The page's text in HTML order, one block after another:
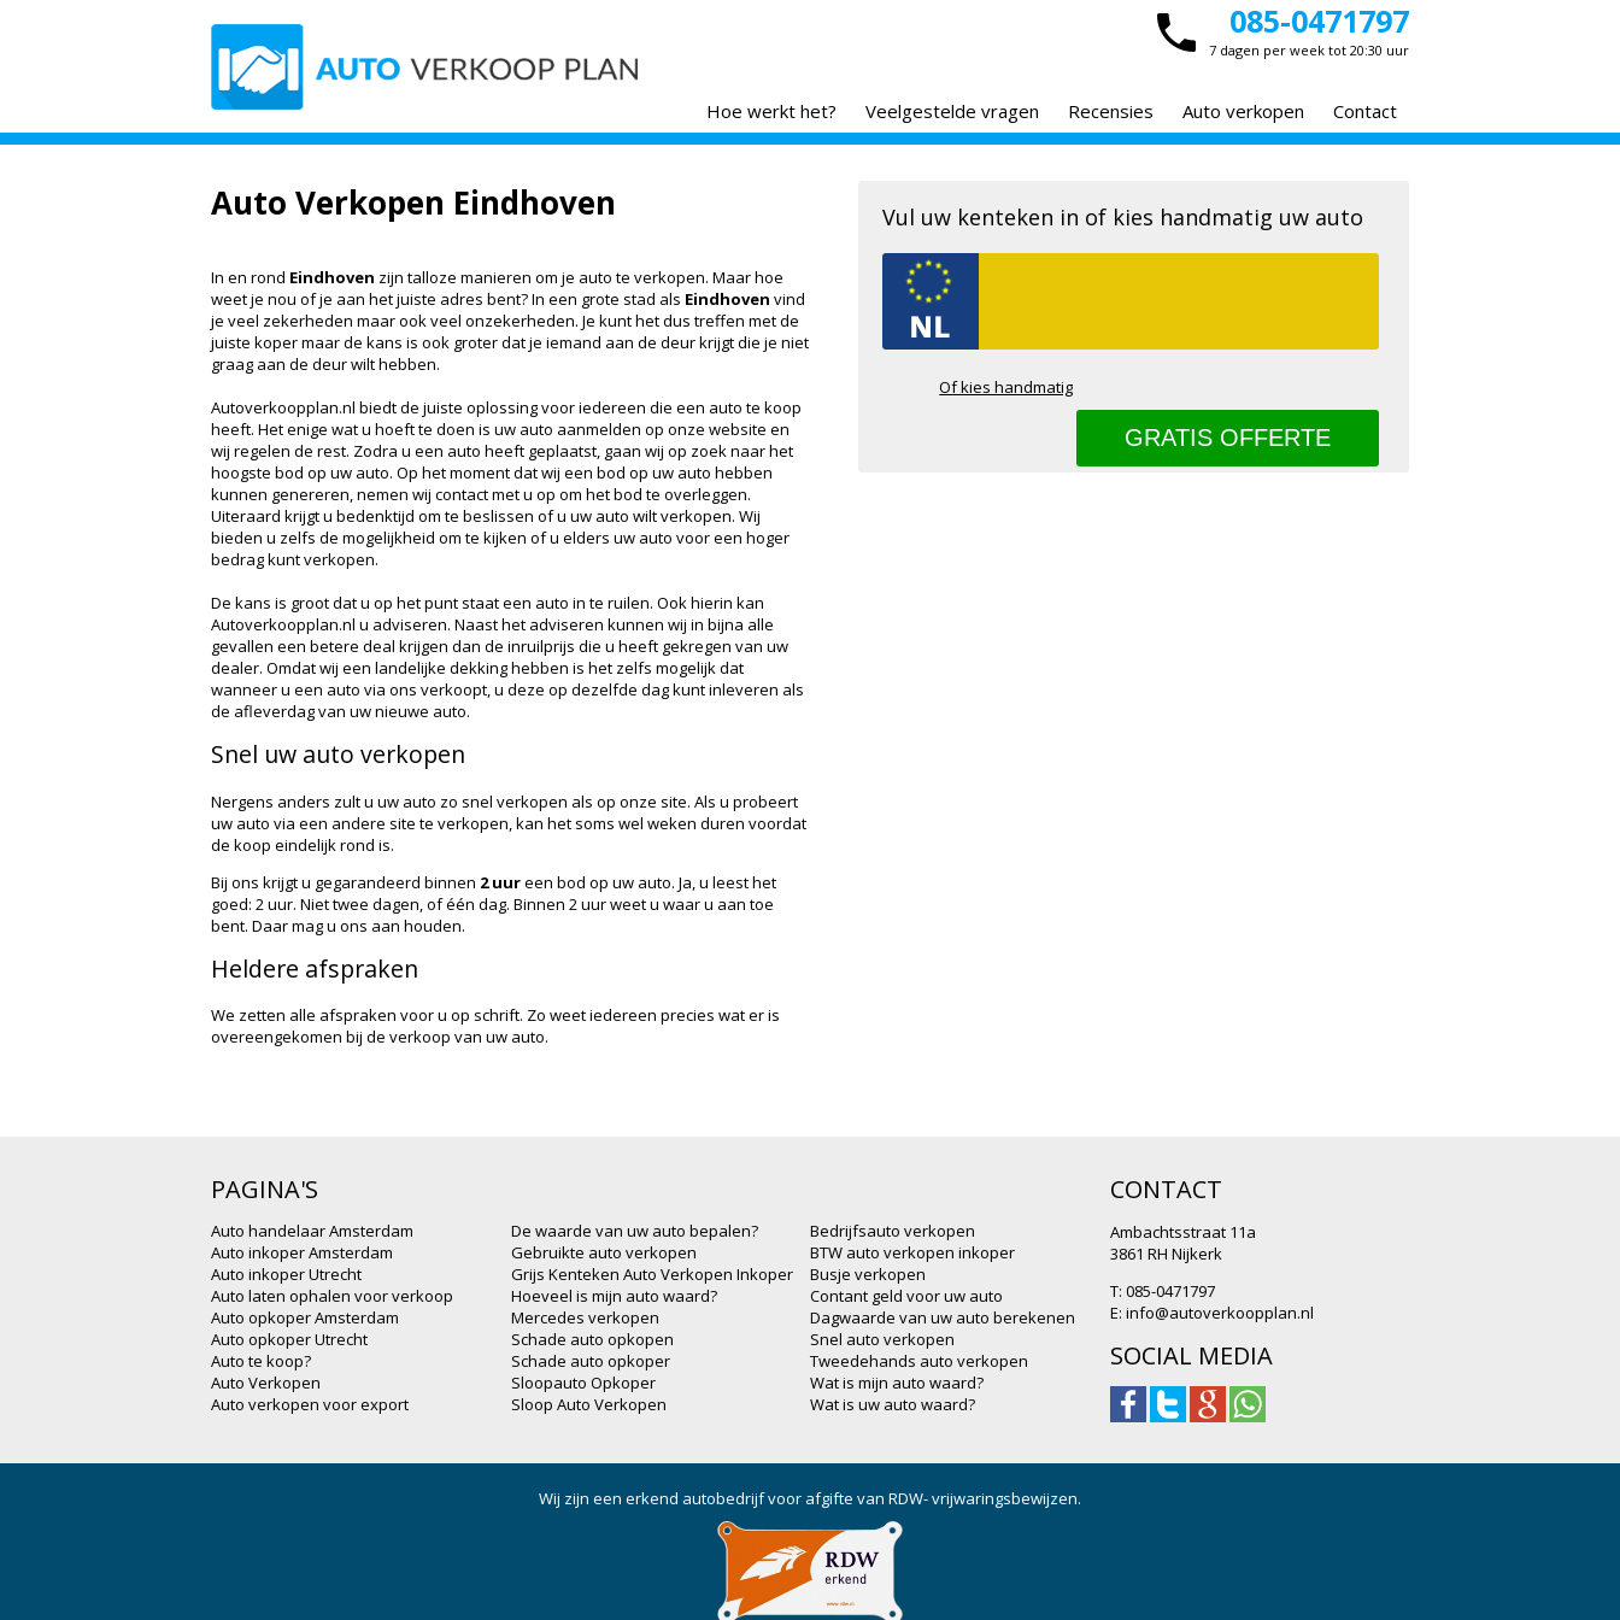
085-0471797
7 dagen per week tot 20:30 uur
Hoe werkt het? Veelgestelde vragen Recensies Auto verkopen Contact
Auto Verkopen Eindhoven
In en rond Eindhoven zijn talloze manieren om je auto te verkopen. Maar hoe
weet je nou of je aan het juiste adres bent? In een grote stad als Eindhoven vind
je veel zekerheden maar ook veel onzekerheden. Je kunt het dus treffen met de
juiste koper maar de kans is ook groter dat je iemand aan de deur krijgt die je niet
graag aan de deur wilt hebben.
Autoverkoopplan.nl biedt de juiste oplossing voor iedereen die een auto te koop
heeft. Het enige wat u hoeft te doen is uw auto aanmelden op onze website en
wij regelen de rest. Zodra u een auto heeft geplaatst, gaan wij op zoek naar het
hoogste bod op uw auto. Op het moment dat wij een bod op uw auto hebben
kunnen genereren, nemen wij contact met u op om het bod te overleggen.
Uiteraard krijgt u bedenktijd om te beslissen of u uw auto wilt verkopen. Wij
bieden u zelfs de mogelijkheid om te kijken of u elders uw auto voor een hoger
bedrag kunt verkopen.
De kans is groot dat u op het punt staat een auto in te ruilen. Ook hierin kan
Autoverkoopplan.nl u adviseren. Naast het adviseren kunnen wij in bijna alle
gevallen een betere deal krijgen dan de inruilprijs die u heeft gekregen van uw
dealer. Omdat wij een landelijke dekking hebben is het zelfs mogelijk dat
wanneer u een auto via ons verkoopt, u deze op dezelfde dag kunt inleveren als
de afleverdag van uw nieuwe auto.
Snel uw auto verkopen
Nergens anders zult u uw auto zo snel verkopen als op onze site. Als u probeert
uw auto via een andere site te verkopen, kan het soms wel weken duren voordat
de koop eindelijk rond is.
Bij ons krijgt u gegarandeerd binnen 2 uureen bod op uw auto. Ja, u leest het
goed: 2 uur. Niet twee dagen, of één dag. Binnen 2 uur weet u waar u aan toe
bent. Daar mag u ons aan houden.
Heldere afspraken
We zetten alle afspraken voor u op schrift. Zo weet iedereen precies wat er is
overeengekomen bij de verkoop van uw auto.
Vul uw kenteken in of kies handmatig uw auto
Of kies handmatig
PAGINA'S
Auto handelaar Amsterdam
Auto inkoper Amsterdam
Auto inkoper Utrecht
Auto laten ophalen voor verkoop
Auto opkoper Amsterdam
Auto opkoper Utrecht
Auto te koop?
Auto Verkopen
Auto verkopen voor export
De waarde van uw auto bepalen?
Gebruikte auto verkopen
Grijs Kenteken Auto Verkopen Inkoper
Hoeveel is mijn auto waard?
Mercedes verkopen
Schade auto opkopen
Schade auto opkoper
Sloopauto Opkoper
Sloop Auto Verkopen
Bedrijfsauto verkopen
BTW auto verkopen inkoper
Busje verkopen
Contant geld voor uw auto
Dagwaarde van uw auto berekenen
Snel auto verkopen
Tweedehands auto verkopen
Wat is mijn auto waard?
Wat is uw auto waard?
CONTACT
Ambachtsstraat 11a
3861 RH Nijkerk
T: 085-0471797
E: info@autoverkoopplan.nl
SOCIAL MEDIA
Wij zijn een erkend autobedrijf voor afgifte van RDW- vrijwaringsbewijzen.